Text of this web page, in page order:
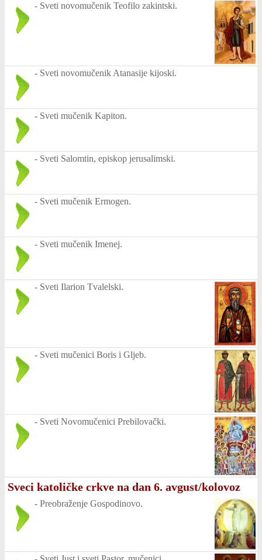
- Sveti novomučenik Teofilo zakintski.
- Sveti novomučenik Atanasije kijoski.
- Sveti mučenik Kapiton.
- Sveti Salomtin, episkop jerusalimski.
- Sveti mučenik Ermogen.
- Sveti mučenik Imenej.
- Sveti Ilarion Tvalelski.
- Sveti mučenici Boris i Gljeb.
- Sveti Novomučenici Prebilovački.
Sveci katoličke crkve na dan 6. avgust/kolovoz
- Preobraženje Gospodinovo.